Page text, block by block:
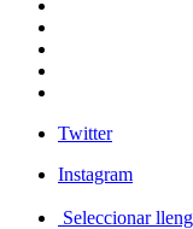
Twitter
Instagram
Seleccionar